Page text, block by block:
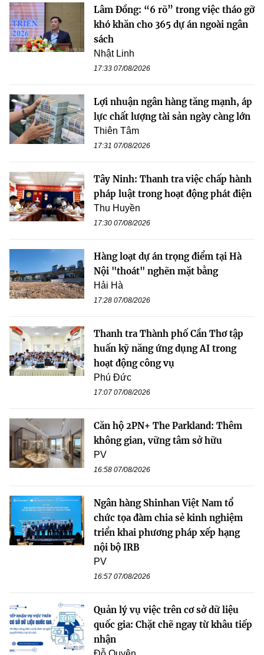
Lâm Đồng: “6 rõ” trong việc tháo gỡ
khó khăn cho 365 dự án ngoài ngân
sách
Nhật Linh
17:33 07/08/2026
Lợi nhuận ngân hàng tăng mạnh, áp
lực chất lượng tài sản ngày càng lớn
Thiên Tâm
17:31 07/08/2026
Tây Ninh: Thanh tra việc chấp hành
pháp luật trong hoạt động phát điện
Thu Huyền
17:30 07/08/2026
Hàng loạt dự án trọng điểm tại Hà
Nội "thoát" nghẽn mặt bằng
Hải Hà
17:28 07/08/2026
Thanh tra Thành phố Cần Thơ tập
huấn kỹ năng ứng dụng AI trong
hoạt động công vụ
Phú Đức
17:07 07/08/2026
Căn hộ 2PN+ The Parkland: Thêm
không gian, vững tâm sở hữu
PV
16:58 07/08/2026
Ngân hàng Shinhan Việt Nam tổ
chức tọa đàm chia sẻ kinh nghiệm
triển khai phương pháp xếp hạng
nội bộ IRB
PV
16:57 07/08/2026
Quản lý vụ việc trên cơ sở dữ liệu
quốc gia: Chặt chẽ ngay từ khâu tiếp
nhận